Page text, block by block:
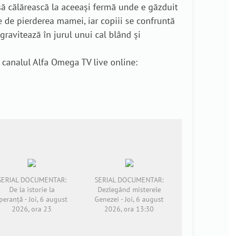
la aceeași fermă unde e găzduit
de pierderea mamei, iar copiii se confruntă
în jurul unui cal blând și
Alfa Omega TV live online:
DOCUMENTAR:
De la istorie la
- Joi, 6 august
2026, ora 23
SERIAL DOCUMENTAR:
Dezlegând misterele
Genezei - Joi, 6 august
2026, ora 13:30